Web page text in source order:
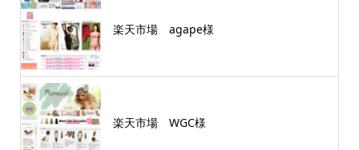
楽天市場 agape様
楽天市場 WGC様